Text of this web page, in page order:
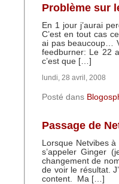
Problème sur
En 1 jour j’aurai
C’est en tout cas
ai pas beaucoup…
feedburner: Le 22
c’est que […]
lundi, 28 avril, 2008
Posté dans
Passage de
Lorsque Netvibes
s’appeler Ginger
changement de
de voir le résultat.
content. Ma […]